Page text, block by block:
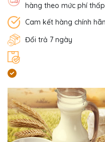
hàng theo mức phí
Cam kết hàng chính
Đổi trả 7 ngày